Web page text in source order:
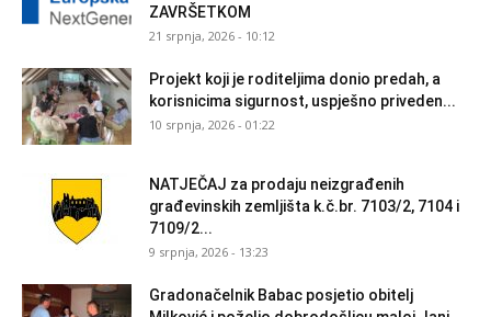
ZAVRŠETKOM
21 srpnja, 2026 - 10:12
Projekt koji je roditeljima donio predah, a
korisnicima sigurnost, uspješno priveden...
10 srpnja, 2026 - 01:22
NATJEČAJ za prodaju neizgrađenih
građevinskih zemljišta k.č.br. 7103/2, 7104 i
7109/2...
9 srpnja, 2026 - 13:23
Gradonačelnik Babac posjetio obitelj